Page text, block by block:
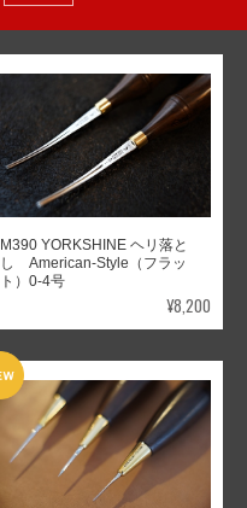
M390 YORKSHINE ヘリ落と
し American-Style（フラッ
ト）0-4号
¥8,200